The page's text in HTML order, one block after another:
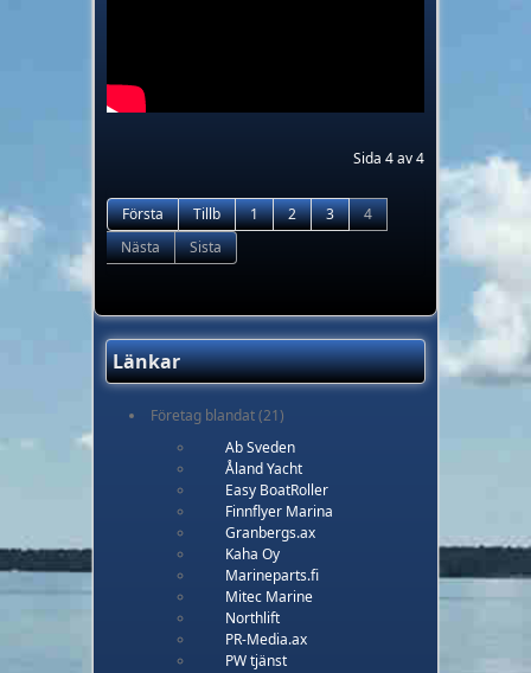
Sida 4 av 4
Första Tillb 1 2 3
4
Nästa
Sista
Länkar
Företag blandat(21)
Ab Sveden
Åland Yacht
Easy BoatRoller
Finnflyer Marina
Granbergs.ax
Kaha Oy
Marineparts.fi
Mitec Marine
Northlift
PR-Media.ax
PW tjänst